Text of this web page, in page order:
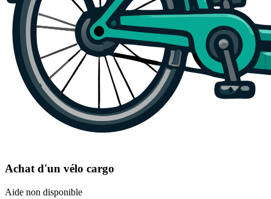
Achat d'un vélo cargo
Aide non disponible